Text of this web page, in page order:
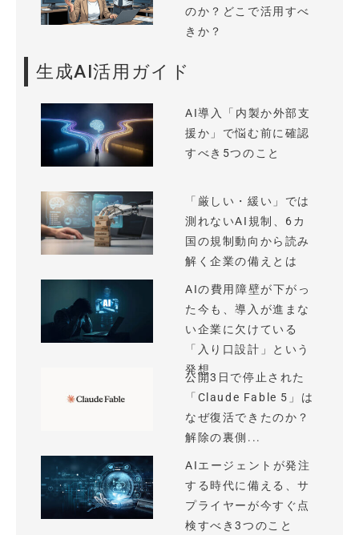
のか？どこで活用すべ
きか？
生成AI活用ガイド
AI導入「内製か外部支
援か」で悩む前に確認
すべき5つのこと
「厳しい・緩い」では
測れないAI規制、6カ
国の規制動向から読み
解く企業の備えとは
AIの費用障壁が下がっ
た今も、導入が進まな
い企業に欠けている
「入り口設計」という
発想
公開3日で停止された
「Claude Fable 5」は
なぜ復活できたのか？
解除の裏側...
AIエージェントが発注
する時代に備える、サ
プライヤーが今すぐ点
検すべき3つのこと